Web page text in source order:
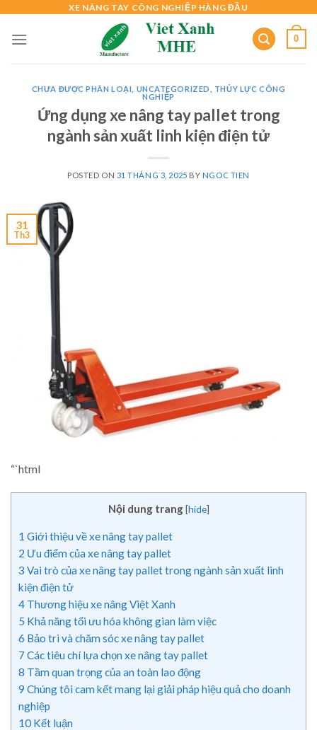
content
XE NÂNG TAY CÔNG NGHIỆP HÀNG ĐẦU
0
CHƯA ĐƯỢC PHÂN LOẠI UNCATEGORIZED
THỦY LỰC CÔNG
NGHIỆP
Ứng dụng xe nâng tay pallet trong
ngành sản xuất linh kiện điện tử
POSTED ON 31 THÁNG 3, 2025 BY NGOC TIEN
31
Th3
“`html
Nội dung trang [hide]
1 Giới thiệu về xe nâng tay pallet
2 Ưu điểm của xe nâng tay pallet
3 Vai trò của xe nâng tay pallet trong ngành sản xuất linh
kiện điện tử
4 Thương hiệu xe nâng Việt Xanh
5 Khả năng tối ưu hóa không gian làm việc
6 Bảo trì và chăm sóc xe nâng tay pallet
7 Các tiêu chí lựa chọn xe nâng tay pallet
8 Tầm quan trọng của an toàn lao động
9 Chúng tôi cam kết mang lại giải pháp hiệu quả cho doanh
nghiệp
10 Kết luận